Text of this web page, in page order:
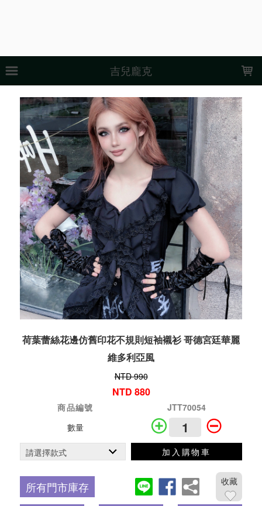
吉兒龐克
荷葉蕾絲花邊仿舊印花不規則短袖襯衫 哥德宮廷華麗
維多利亞風
NTD 990
NTD 880
商品編號
JTT70054
數量
加入購物車
所有門市庫存 收藏